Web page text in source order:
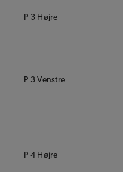
P 3 Højre
P 3 Venstre
P 4 Højre